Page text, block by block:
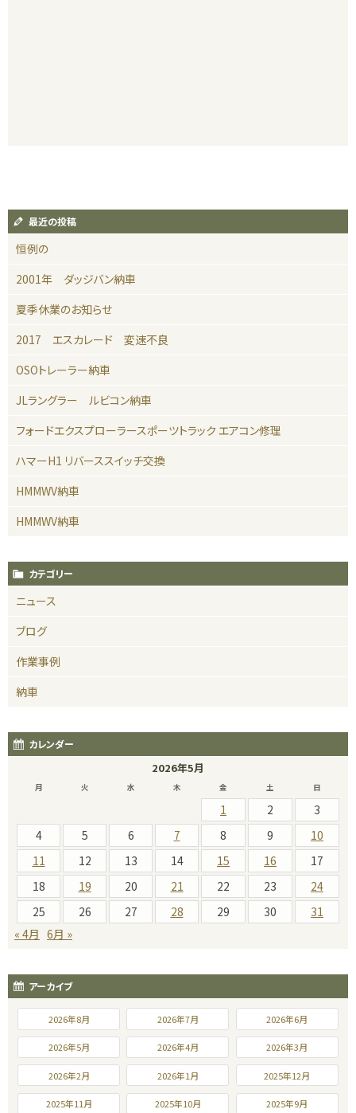
最近の投稿
恒例の
2001年 ダッジバン納車
夏季休業のお知らせ
2017 エスカレード 変速不良
OSOトレーラー納車
JLラングラー ルビコン納車
フォードエクスプローラースポーツトラック エアコン修理
ハマーH1 リバーススイッチ交換
HMMWV納車
HMMWV納車
カテゴリー
ニュース
ブログ
作業事例
納車
カレンダー
2026年5月
月 火 水 木 金 土 日
1 2
3
4
5 6 7 8 9
10
11
12 13 14 15 16
17
18
19 20 21 22 23
24
25
26 27 28 29 30
31
« 4月 6月 »
アーカイブ
2026年8月 2026年7月 2026年6月
2026年5月 2026年4月 2026年3月
2026年2月 2026年1月 2025年12月
2025年11月 2025年10月 2025年9月